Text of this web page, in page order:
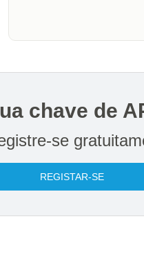
chave de
se
REGISTAR-SE